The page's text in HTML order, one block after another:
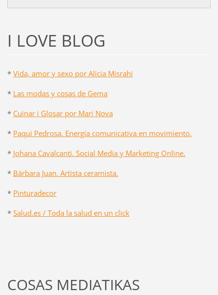
I LOVE BLOG
* Vida, amor y sexo por Alicia Misrahi
* Las modas y cosas de Gema
* Cuinar i Glosar por Mari Nova
* Paqui Pedrosa. Energía comunicativa en movimiento.
* Johana Cavalcanti. Social Media y Marketing Online.
* Bárbara Juan. Artista ceramista.
* Pinturadecor
* Salud.es / Toda la salud en un click
COSAS MEDIATIKAS